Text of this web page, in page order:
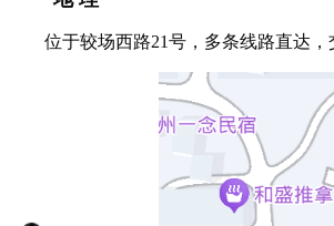
位于较场西路21号，多条线路直达，